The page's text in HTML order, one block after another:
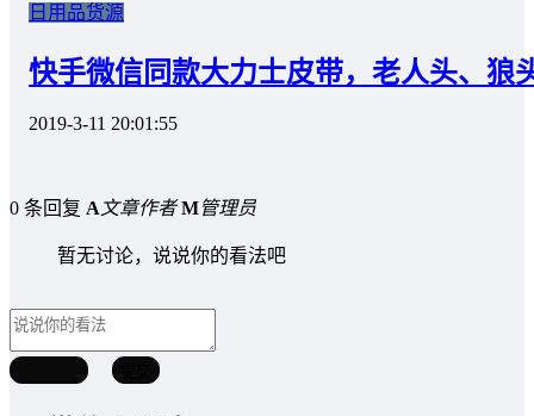
日用品货源
快手微信同款大力士皮带，老人头、狼
2019-3-11 20:01:55
0 条回复 A文章作者 M管理员
暂无讨论，说说你的看法吧